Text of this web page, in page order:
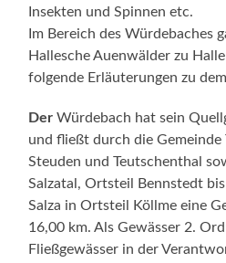
Insekten und Spinnen etc.
Im Bereich des Würdebaches
Hallesche Auenwälder zu Halle
folgende Erläuterungen zu
Der Würdebach hat sein
und fließt durch die
Steuden und Teutschenthal
Salzatal, Ortsteil Bennstedt
Salza in Ortsteil Köllme eine
16,00 km. Als Gewässer 2.
Fließgewässer in der